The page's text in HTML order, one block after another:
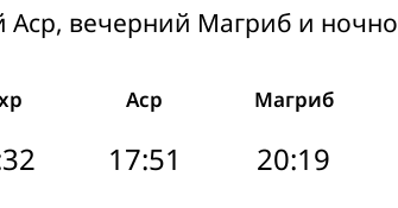
Аср, вечерний Магриб и
Аср Магриб
17:51 20:19